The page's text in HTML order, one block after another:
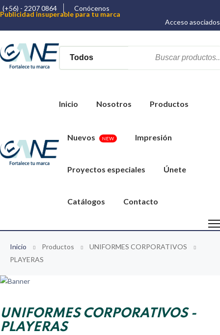
(+56) - 2207 0864 Conócenos
Publicidad insuperable para tu marca
Acceso asociados
Inicio Nosotros Productos
Nuevos NEW Impresión
Proyectos especiales Únete
Catálogos Contacto
Inicio Productos
UNIFORMES CORPORATIVOS
PLAYERAS
UNIFORMES CORPORATIVOS -
PLAYERAS